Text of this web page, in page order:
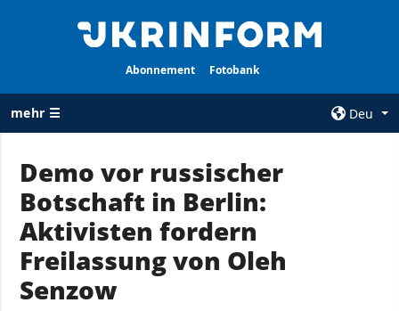
Abonnement Fotobank
mehr ☰
Deu
ALLE
RUBRIKEN
Krieg
Wiederaufbau
der Ukraine
AGENTUR
Über uns
Kontakte
Demo vor russischer
Botschaft in Berlin:
Aktivisten fordern
Freilassung von Oleh
Senzow